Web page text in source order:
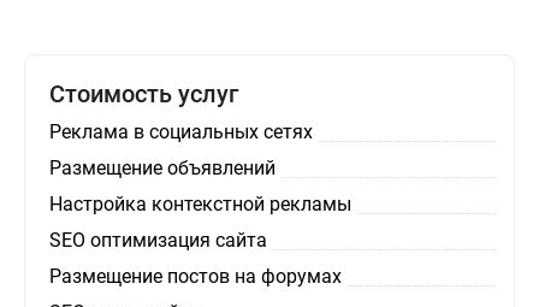
Стоимость услуг
Реклама в социальных сетях
Размещение объявлений
Настройка контекстной рекламы
SEO оптимизация сайта
Размещение постов на форумах